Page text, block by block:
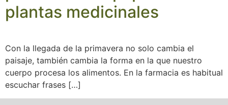
plantas medicinales
Con la llegada de la primavera no solo cambia el
paisaje, también cambia la forma en la que nuestro
cuerpo procesa los alimentos. En la farmacia es habitual
escuchar frases […]